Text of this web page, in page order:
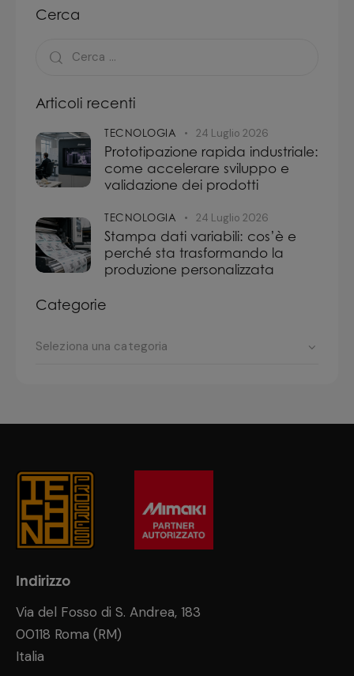
Cerca
Articoli recenti
TECNOLOGIA 24 Luglio 2026
Prototipazione rapida industriale:
come accelerare sviluppo e
validazione dei prodotti
TECNOLOGIA 24 Luglio 2026
Stampa dati variabili: cos’è e
perché sta trasformando la
produzione personalizzata
Categorie
Indirizzo
Via del Fosso di S. Andrea, 183
00118 Roma (RM)
Italia